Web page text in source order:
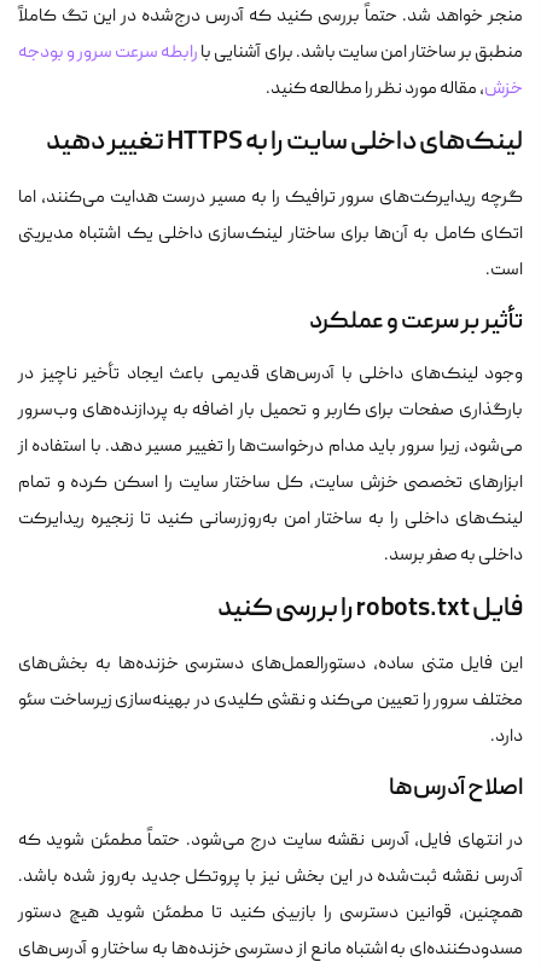
منجر خواهد شد. حتماً بررسی کنید که آدرس درج‌شده در این تگ کاملاً
منطبق بر ساختار امن سایت باشد. برای آشنایی بارابطه سرعت سرور و بودجه
خزش، مقاله مورد نظر را مطالعه کنید.
لینک‌های داخلی سایت را به HTTPS تغییر دهید
گرچه ریدایرکت‌های سرور ترافیک را به مسیر درست هدایت می‌کنند، اما
اتکای کامل به آن‌ها برای ساختار لینک‌سازی داخلی یک اشتباه مدیریتی
است.
تأثیر بر سرعت و عملکرد
وجود لینک‌های داخلی با آدرس‌های قدیمی باعث ایجاد تأخیر ناچیز در
بارگذاری صفحات برای کاربر و تحمیل بار اضافه به پردازنده‌های وب‌سرور
می‌شود، زیرا سرور باید مدام درخواست‌ها را تغییر مسیر دهد. با استفاده از
ابزارهای تخصصی خزش سایت، کل ساختار سایت را اسکن کرده و تمام
لینک‌های داخلی را به ساختار امن به‌روزرسانی کنید تا زنجیره ریدایرکت
داخلی به صفر برسد.
فایل robots.txt را بررسی کنید
این فایل متنی ساده، دستورالعمل‌های دسترسی خزنده‌ها به بخش‌های
مختلف سرور را تعیین می‌کند و نقشی کلیدی در بهینه‌سازی زیرساخت سئو
دارد.
اصلاح آدرس‌ها
در انتهای فایل، آدرس نقشه سایت درج می‌شود. حتماً مطمئن شوید که
آدرس نقشه ثبت‌شده در این بخش نیز با پروتکل جدید به‌روز شده باشد.
همچنین، قوانین دسترسی را بازبینی کنید تا مطمئن شوید هیچ دستور
مسدودکننده‌ای به اشتباه مانع از دسترسی خزنده‌ها به ساختار و آدرس‌های